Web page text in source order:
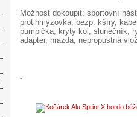
Možnost dokoupit: sportovní
protihmyzovka, bezp. kšíry,
pumpička, kryty kol, slunečník,
adapter, hrazda, nepropustná
-